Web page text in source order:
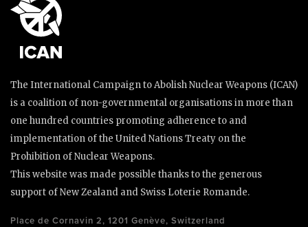
The International Campaign to Abolish Nuclear Weapons (ICAN)
is a coalition of non-governmental organisations in more than
one hundred countries promoting adherence to and
implementation of the United Nations Treaty on the
Prohibition of Nuclear Weapons.
This website was made possible thanks to the generous
support of New Zealand and Swiss Loterie Romande.
Place de Cornavin 2, 1201 Genève, Switzerland